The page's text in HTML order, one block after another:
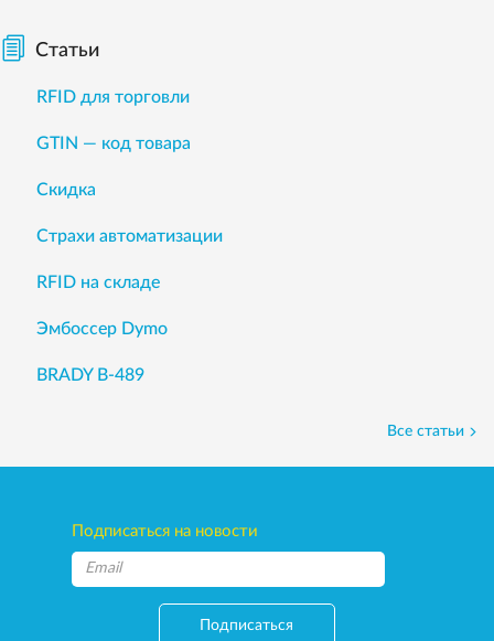
Статьи
RFID для торговли
GTIN — код товара
Скидка
Страхи автоматизации
RFID на складе
Эмбоссер Dymo
BRADY B-489
Все статьи
Подписаться на новости
Подписаться